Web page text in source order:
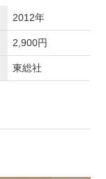
2012年
2,900円
東総社